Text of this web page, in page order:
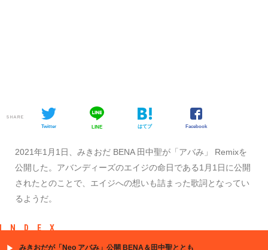
SHARE
Twitter LINE はてブ Facebook
2021年1月1日、みきおだ BENA 田中聖が「アバみ」 Remixを
公開した。アバンディーズのエイジの命日である1月1日に公開
されたとのことで、エイジへの想いも詰まった歌詞となってい
るようだ。
INDEX
みきおだが「Neo アバみ」公開 BENA＆田中聖ととも